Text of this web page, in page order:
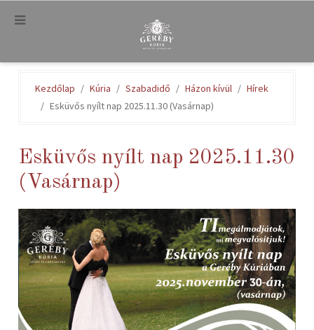
.
Kezdőlap Kúria Szabadidő Házon kívül
Hírek
Esküvős nyílt nap 2025.11.30 (Vasárnap)
Esküvős nyílt nap 2025.11.30
(Vasárnap)